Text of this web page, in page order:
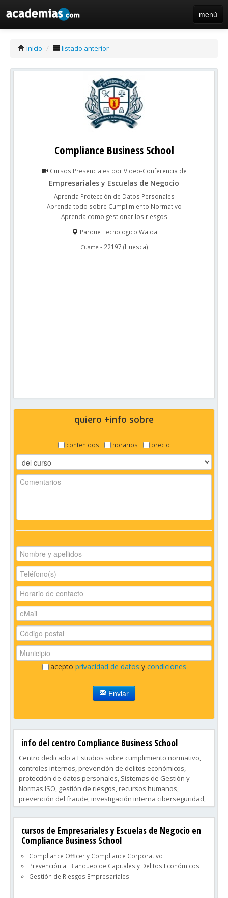
menú
inicio / listado anterior
Compliance Business School
Cursos Presenciales por Video-Conferencia de
Empresariales y Escuelas de Negocio
Aprenda Protección de Datos Personales
Aprenda todo sobre Cumplimiento Normativo
Aprenda como gestionar los riesgos
Parque Tecnologico Walqa
Cuarte - 22197 (Huesca)
quiero +info sobre
contenidos horarios precio
acepto privacidad de datos y condiciones
Enviar
info del centro Compliance Business School
Centro dedicado a Estudios sobre cumplimiento normativo,
controles internos, prevención de delitos económicos,
protección de datos personales, Sistemas de Gestión y
Normas ISO, gestión de riesgos, recursos humanos,
prevención del fraude, investigación interna ciberseguridad,
prevención al blanqueo de capitales criminología aplicada a
la empresa, criminología y ciencias forenses
cursos de Empresariales y Escuelas de Negocio en
Compliance Business School
Compliance Officer y Compliance Corporativo
Prevención al Blanqueo de Capitales y Delitos Económicos
Gestión de Riesgos Empresariales